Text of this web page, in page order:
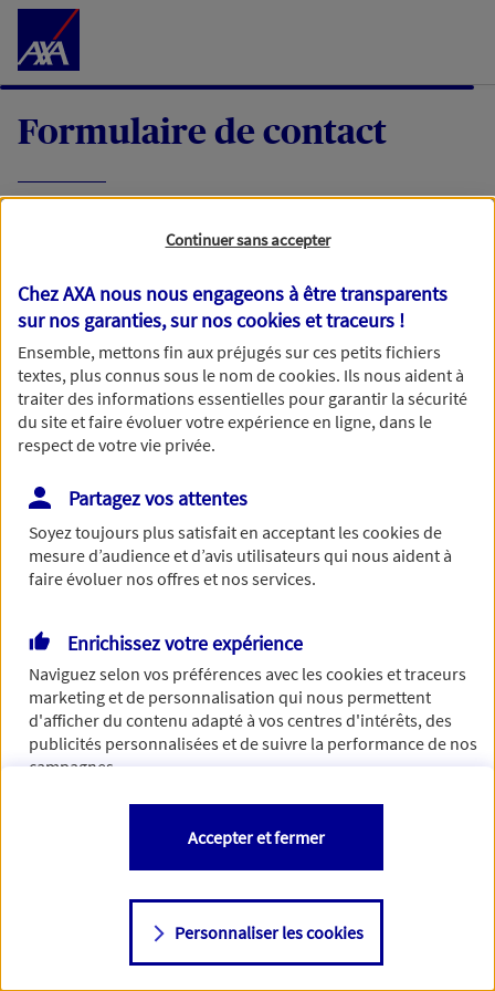
Accéder au Contenu
Formulaire de contact
demande, nous vous répondrons dans les
meilleurs délais par mail ou par téléphone.
Votre message :
Vous disposez de droits sur les informations vous concernant. Pour
plus d’informations,cliquez ici.
Continuer sans accepter
Chez AXA nous nous engageons à être transparents
sur nos garanties, sur noscookies et traceurs !
Ensemble, mettons fin aux préjugés sur ces petits fichiers
textes, plus connus sous le nom decookies. Ils nous aident à
traiter des informations essentielles pour garantir la sécurité
du site et faire évoluer votre expérience en ligne, dans le
respect de votre vie privée.
Partagez vos attentes
Soyez toujours plus satisfait en acceptant lescookiesde
mesure d’audience et d’avis utilisateurs qui nous aident à
faire évoluer nos offres et nos services.
Enrichissez votre expérience
Naviguez selon vos préférences avec lescookies et traceurs
marketing et de personnalisation qui nous permettent
d'afficher du contenu adapté à vos centres d'intérêts, des
publicités personnalisées et de suivre la performance de nos
campagnes.
Vous êtes libre de les accepter, de les refuser comme de
changer d'avis à tout moment en allant sur
Consulter notre politique decookies
Personnaliser les cookies
Accepter et fermer